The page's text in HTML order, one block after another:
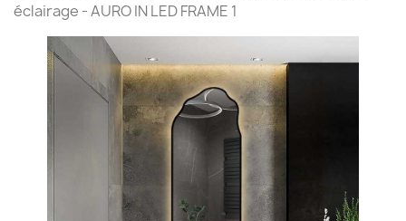
éclairage - AURO IN LED FRAME 1